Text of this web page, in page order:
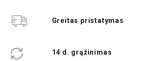
Greitas pristatymas
14 d. grąžinimas